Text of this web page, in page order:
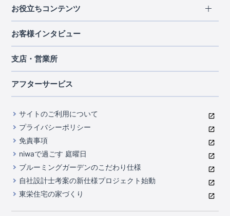
北海道
宮城県
千葉県
中部
山梨県
静岡県
滋賀県
京都府
中国・四国
岡山県
広島県
九州・沖縄
福岡県
熊本県
長期優良住宅
住宅性能評価書
ブルーミングガーデンは地震につよい<建物編>
室内空間を快適に保つ断熱性能
コストパフォーマンスに自信
充実のアフターサポート
第三者評価によるお墨付き
家づくりのプロにも選ばれるブルーミングガーデン
住んでみるとじわじわ伝わる暮らしやすさへのこだわり
自社一貫体制
お役立ちコンテンツ
ご契約までの道のり
現地見学ガイド
ご紹介制度のご案内
東栄INDEX（用語集）
お客様インタビュー
支店・営業所
アフターサービス
サイトのご利用について
プライバシーポリシー
免責事項
niwaで過ごす 庭曜日
ブルーミングガーデンのこだわり仕様
自社設計士考案の新仕様プロジェクト始動
東栄住宅の家づくり